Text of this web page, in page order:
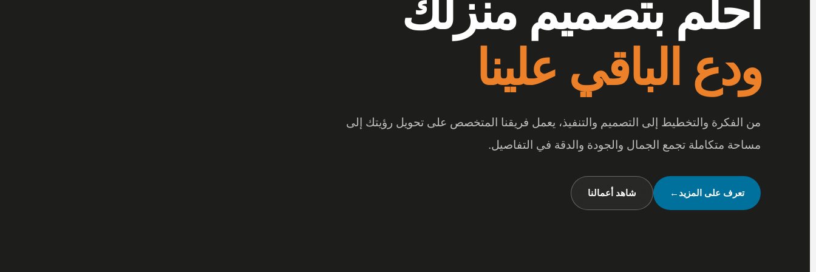
أرقى المفروشات
بتفاصيل تصنع الفرق
عندما تجتمع أرقى المفروشات مع جودة الخامات والتصميم المبتكر، تتحول المساحة إلى تجربة
متكاملة تعكس شخصيتك وأسلوب حياتك.
شاهد تصميماتنا← تواصل معنا